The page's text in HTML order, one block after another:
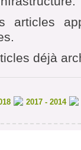
articles
déjà
2017 - 2014